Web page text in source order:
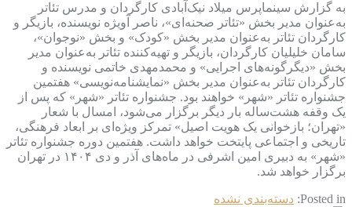
به گزارش سینماپرس میلاد نیک‌آبادی کارگردان و مدرس تئاتر
به‌عنوان مدیر بخش «تئاتر صحنه‌ای»، ناصر آویژه نویسنده، بازیگر و
کارگردان تئاتر به‌عنوان مدیر بخش «کودک» و بخش «نوجوان»،
سامان خلیلیان کارگردان، بازیگر و تهیه‌کننده تئاتر به‌عنوان مدیر
بخش «دیگرگونه‌های اجرایی» و محمدمهدی خاتمی نویسنده و
کارگردان تئاتر به‌عنوان مدیر بخش «نمایشنامه‌نویسی» هفتمین
جشنواره تئاتر «شهر» خواهند بود. جشنواره تئاتر «شهر» که پس از
یک وقفه هشت‌ساله بار دیگر برگزار می‌شود، امسال با شعار
«تهران؛ بازخوانی یک هویت اصیل» تمرکز ویژه‌ای بر ابعاد فرهنگی،
تاریخی و اجتماعی پایتخت خواهد داشت. هفتمین دوره جشنواره تئاتر
«شهر» به دبیری امین اشرفی در ماه‌های آذر و دی ۱۴۰۴ در تهران
برگزار خواهد شد.
Posted in: دسته‌بندی نشده